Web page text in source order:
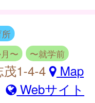
〜 〜就学前
茂1-4-4
Map
Webサイト